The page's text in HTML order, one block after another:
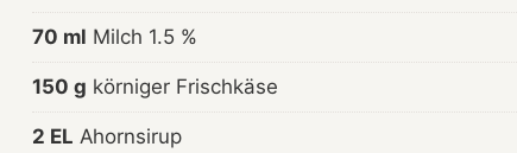
70 ml Milch 1.5 %
150 g körniger Frischkäse
2 EL Ahornsirup